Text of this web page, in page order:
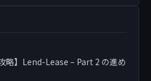
略】Lend-Lease – Part 2 の進め